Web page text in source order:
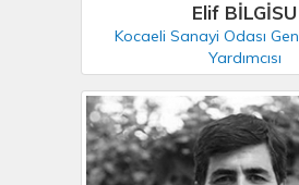
Elif BİLGİSU
Kocaeli Sanayi Odası
Yardımcısı